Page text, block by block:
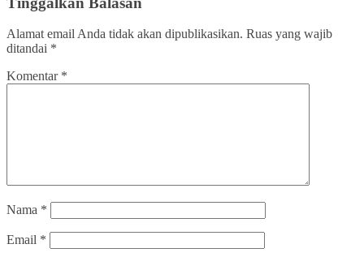
Alamat email Anda tidak akan dipublikasikan. Ruas yang wajib
ditandai *
Komentar *
Nama *
Email *